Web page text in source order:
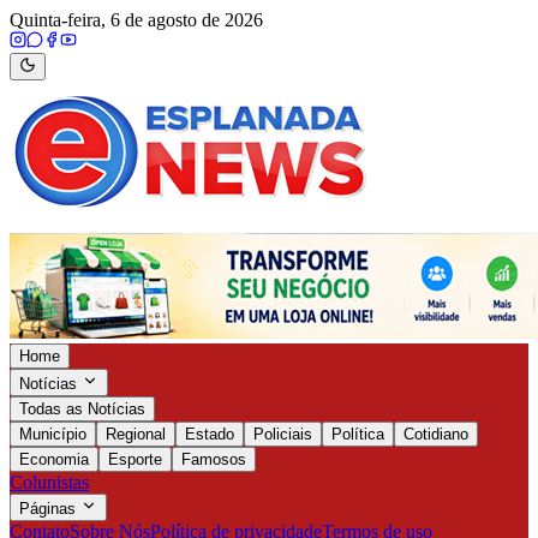
Quinta-feira, 6 de agosto de 2026
Home
Notícias
Todas as Notícias
Município
Regional Estado Policiais Política
Cotidiano
Economia
Esporte Famosos
Colunistas
Páginas
ContatoSobre NósPolítica de privacidadeTermos de uso